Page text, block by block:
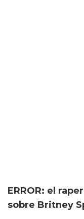
ERROR: el
sobre Britney